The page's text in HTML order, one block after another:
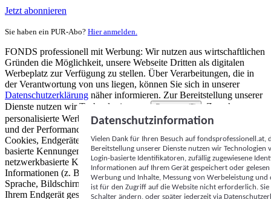
Jetzt abonnieren
Sie haben ein PUR-Abo? Hier anmelden.
FONDS professionell mit Werbung: Wir nutzen aus wirtschaftlichen
Gründen die Möglichkeit, unsere Webseite Dritten als digitalen
Werbeplatz zur Verfügung zu stellen. Über Verarbeitungen, die in
der Verantwortung von uns liegen, können Sie sich in unserer
Datenschutzerklärung näher informieren. Zur Bereitstellung unserer
Dienste nutzen wir Technologien von
Partnern (5)
. Zwecke:
personalisierte Werbung und Inhalte, Messung von Werbeleistung
und der Performance von Inhalten sowie Zielgruppenforschung.
Cookies, Endgeräte- oder ähnliche Online-Kennungen (z. B. login-
basierte Kennungen, zufällig generierte Kennungen,
netzwerkbasierte Kennungen) können zusammen mit anderen
Informationen (z. B. Browsertyp und Browserinformationen,
Sprache, Bildschirmgröße, unterstützte Technologien usw.) auf
Ihrem Endgerät gespeichert oder von dort ausgelesen werden, um es
Datenschutzinformation
Vielen Dank für Ihren Besuch auf
Bereitstellung unserer Dienste nutzen wir Technologien
Login-basierte Identifikatoren, zufällig zugewiesene
Informationen auf Ihrem Gerät gespeichert oder
Werbung und Inhalte, Messung von Werbeleistung
ist für den Zugriff auf die Website nicht erforderlich.
Schalter ändern, oder später jederzeit via